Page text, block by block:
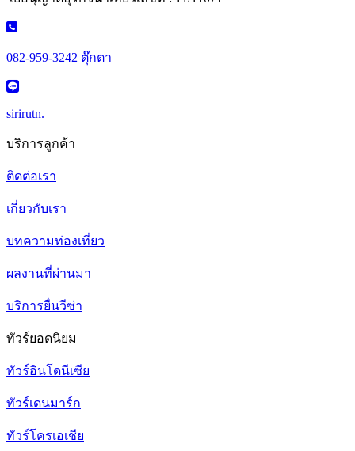
082-959-3242 ตุ๊กตา
sirirutn.
บริการลูกค้า
ติดต่อเรา
เกี่ยวกับเรา
บทความท่องเที่ยว
ผลงานที่ผ่านมา
บริการยื่นวีซ่า
ทัวร์ยอดนิยม
ทัวร์อินโดนีเซีย
ทัวร์เดนมาร์ก
ทัวร์โครเอเชีย